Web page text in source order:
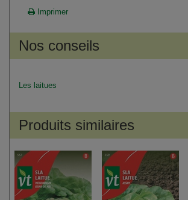
Imprimer
Nos conseils
Les laitues
Produits similaires